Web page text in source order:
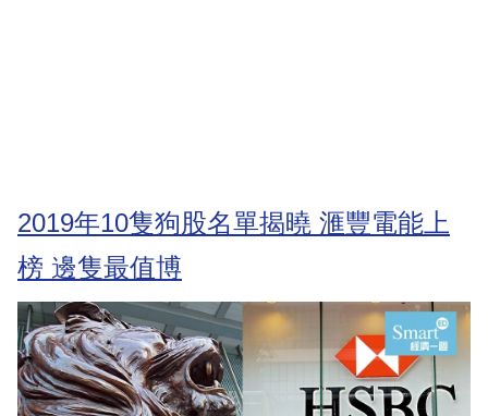
2019年10隻狗股名單揭曉 滙豐電能上
榜 邊隻最值博